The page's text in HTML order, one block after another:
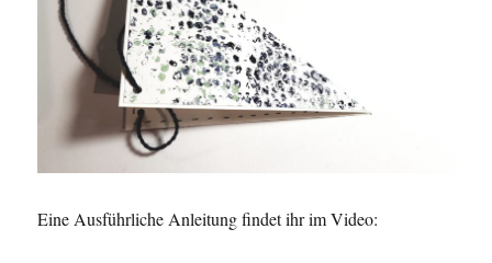
Eine Ausführliche Anleitung findet ihr im Video: